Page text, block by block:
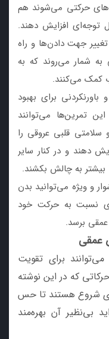
حرکتی می‌شوند هم
توجه‌ای افزایش دهند.
جهت دادن‌ها و راه
به شمار می‌روند که به
کمک می‌کنند.
برای بهبود
تمرین‌ها می‌توانند
قلبی عروقی را
دهند و در کنار سایر
بیشتر به چالش بکشند.
و ویژه می‌توانید بدن
نسبت به حرکت خود
برسد.
عمقی
برای تقویت
که در این نوشته
شروع هستند تا حس
بی‌نظیر آن بهره‌مند